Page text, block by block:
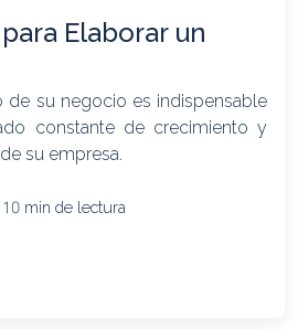
Elaborar un
de su negocio es indispensable
constante de crecimiento y
su empresa.
10 min de lectura